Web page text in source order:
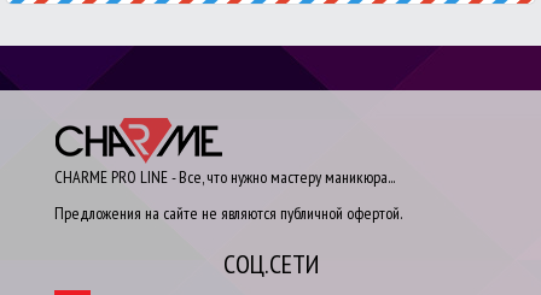
CHARME PRO LINE - Все, что нужно мастеру маникюра...
Предложения на сайте не являются публичной офертой.
СОЦ.СЕТИ